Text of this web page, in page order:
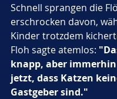
Schnell sprangen die
erschrocken davon,
Kinder trotzdem
Floh sagte atemlos:
knapp, aber
jetzt, dass Katzen
Gastgeber sind."